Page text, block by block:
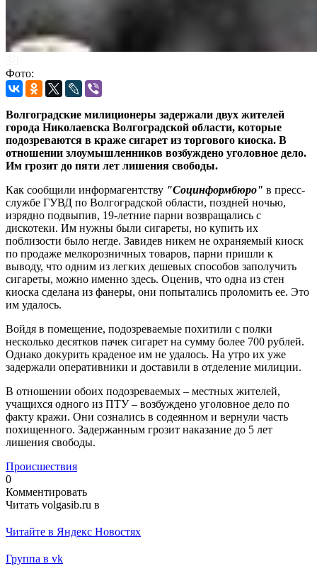
Фото:
Волгоградские милиционеры задержали двух жителей
города Николаевска Волгоградской области, которые
подозреваются в краже сигарет из торгового киоска. В
отношении злоумышленников возбуждено уголовное дело.
Им грозит до пяти лет лишения свободы.
Как сообщили информагентству "Социнформбюро" в пресс-
службе ГУВД по Волгоградской области, поздней ночью,
изрядно подвыпив, 19-летние парни возвращались с
дискотеки. Им нужны были сигареты, но купить их
поблизости было негде. Завидев никем не охраняемый киоск
по продаже мелкорозничных товаров, парни пришли к
выводу, что одним из легких дешевых способов заполучить
сигареты, можно именно здесь. Оценив, что одна из стен
киоска сделана из фанеры, они попытались проломить ее. Это
им удалось.
Войдя в помещение, подозреваемые похитили с полки
несколько десятков пачек сигарет на сумму более 700 рублей.
Однако докурить краденое им не удалось. На утро их уже
задержали оперативники и доставили в отделение милиции.
В отношении обоих подозреваемых – местных жителей,
учащихся одного из ПТУ – возбуждено уголовное дело по
факту кражи. Они сознались в содеянном и вернули часть
похищенного. Задержанным грозит наказание до 5 лет
лишения свободы.
Происшествия
0
Комментировать
Читать volgasib.ru в
Читайте в Яндекс Новостях
Группа в vk